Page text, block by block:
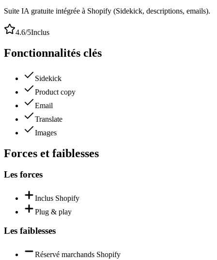
Suite IA gratuite intégrée à Shopify (Sidekick, descriptions, emails).
4.6/5Inclus
Fonctionnalités clés
Sidekick
Product copy
Email
Translate
Images
Forces et faiblesses
Les forces
Inclus Shopify
Plug & play
Les faiblesses
Réservé marchands Shopify